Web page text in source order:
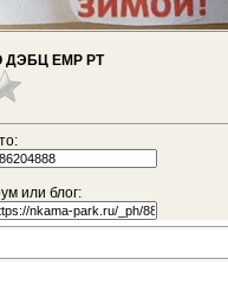
ДЭБЦ ЕМР РТ
или блог: